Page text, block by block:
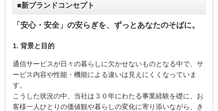
■新ブランドコンセプト
「安心・安全」の安らぎを、ずっとあなたのそばに。
1. 背景と目的
通信サービスが日々の暮らしに欠かせないものとなる中で、サ
ービス内容や性能・機能による違いは見えにくくなっていま
す。
こうした状況の中、当社は３０年にわたる事業経験を礎に、お
客様一人ひとりの価値観や暮らしの変化に寄り添いながら、き